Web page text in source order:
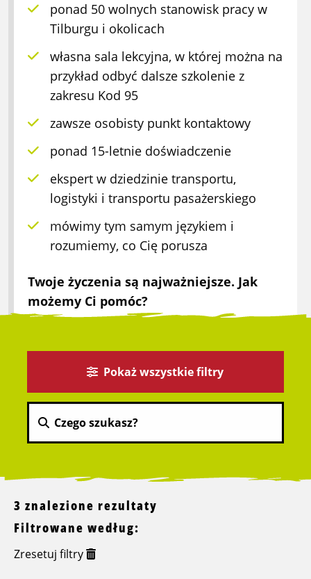
ponad 50 wolnych stanowisk pracy w
Tilburgu i okolicach
własna sala lekcyjna, w której można na
przykład odbyć dalsze szkolenie z
zakresu Kod 95
zawsze osobisty punkt kontaktowy
ponad 15-letnie doświadczenie
ekspert w dziedzinie transportu,
logistyki i transportu pasażerskiego
mówimy tym samym językiem i
rozumiemy, co Cię porusza
Twoje życzenia są najważniejsze. Jak
możemy Ci pomóc?
Pokaż wszystkie filtry
3 znalezione rezultaty
Filtrowane według:
Zresetuj filtry